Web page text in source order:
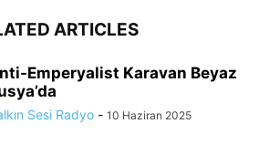
ARTICLES
Emperyalist Karavan Beyaz
Sesi Radyo - 10 Haziran 2025